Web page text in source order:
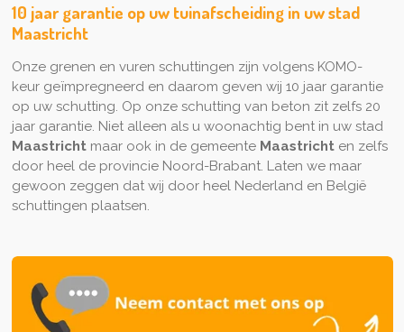
10 jaar garantie op uw tuinafscheiding in uw stad
Maastricht
Onze grenen en vuren schuttingen zijn volgens KOMO-
keur geïmpregneerd en daarom geven wij 10 jaar garantie
op uw schutting. Op onze schutting van beton zit zelfs 20
jaar garantie. Niet alleen als u woonachtig bent in uw stad
Maastrichtmaar ook in de gemeente Maastrichten zelfs
door heel de provincie Noord-Brabant. Laten we maar
gewoon zeggen dat wij door heel Nederland en België
schuttingen plaatsen.